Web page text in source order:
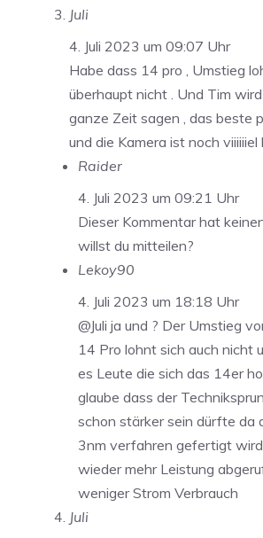
Juli
4. Juli 2023 um 09:07 Uhr
Habe dass 14 pro , Umstieg
überhaupt nicht . Und Tim
ganze Zeit sagen , das beste
und die Kamera ist noch viiiiiiel
Raider
4. Juli 2023 um 09:21 Uhr
Dieser Kommentar hat
willst du mitteilen?
Lekoy90
4. Juli 2023 um 18:18 Uhr
@Juli ja und ? Der Umstieg
14 Pro lohnt sich auch nicht
es Leute die sich das 14er
glaube dass der
schon stärker sein dürfte da
3nm verfahren gefertigt
wieder mehr Leistung
weniger Strom Verbrauch
Juli